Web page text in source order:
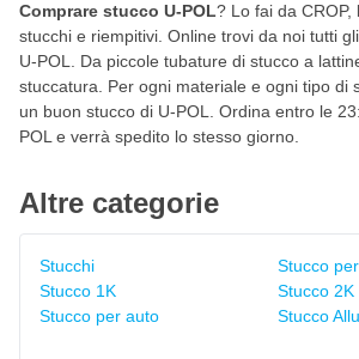
Comprare stucco U-POL? Lo fai da CROP,
stucchi e riempitivi. Online trovi da noi tutti
U-POL. Da piccole tubature di stucco a
stuccatura. Per ogni materiale e ogni tipo di
un buon stucco di U-POL. Ordina entro le
POL e verrà spedito lo stesso giorno.
Altre categorie
Stucchi
Stucco 1K
Stucco per auto
Stucco
Stucco 2K
Stucco